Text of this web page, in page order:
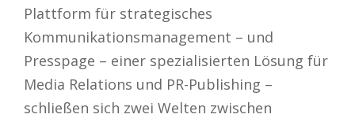
Plattform für strategisches
Kommunikationsmanagement – und
Presspage – einer spezialisierten Lösung für
Media Relations und PR-Publishing –
schließen sich zwei Welten zwischen